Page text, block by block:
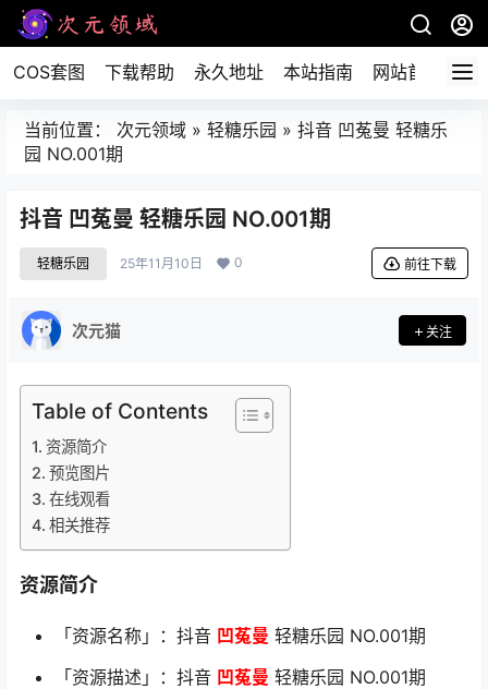
COS套图 下载帮助 永久地址 本站指南 网站首页
当前位置： 次元领域 » 轻糖乐园 » 抖音 凹菟曼 轻糖乐
园 NO.001期
抖音 凹菟曼 轻糖乐园 NO.001期
轻糖乐园 25年11月10日 0 前往下载
次元猫 关注
Table of Contents
资源简介
预览图片
在线观看
相关推荐
资源简介
「资源名称」：抖音 凹菟曼 轻糖乐园 NO.001期
「资源描述」：抖音 凹菟曼 轻糖乐园 NO.001期